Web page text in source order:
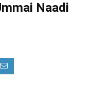
Naadi